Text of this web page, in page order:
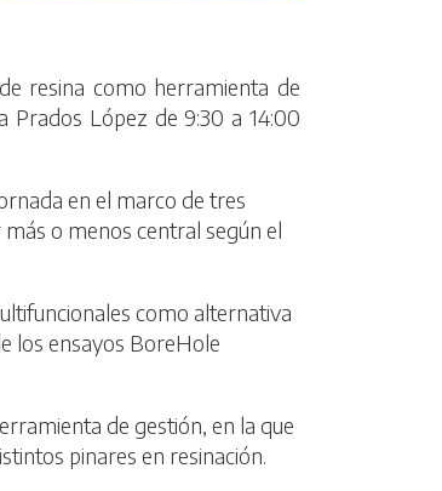
resina como herramienta de
Prados López de 9:30 a 14:00
en el marco de tres
o menos central según el
como alternativa
los ensayos BoreHole
de gestión, en la que
pinares en resinación.